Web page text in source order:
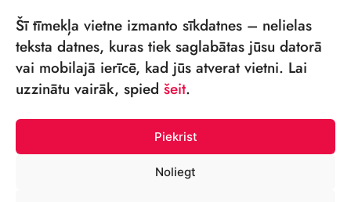
Šī tīmekļa vietne izmanto sīkdatnes – nelielas
teksta datnes, kuras tiek saglabātas jūsu datorā
vai mobilajā ierīcē, kad jūs atverat vietni. Lai
uzzinātu vairāk, spied šeit.
Piekrist
Noliegt
VSIA „RĪGAS CIRKS”
Merķeļa iela 4,
Rīga, LV-1050, Latvija
Reģ. Nr.: 40003027789